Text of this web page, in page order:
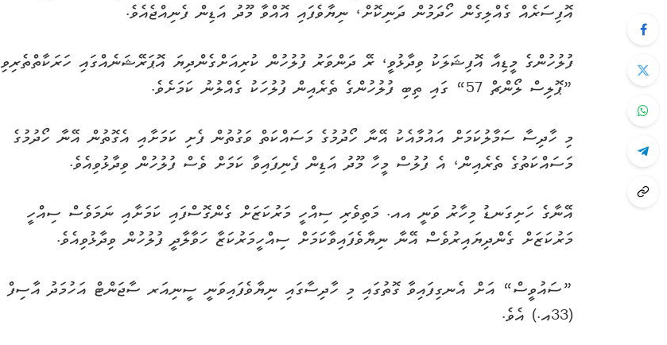
އޮފިސަރެއް ގެއްލިގެން ހޯދަމުން ދަނިކޮށް، ނިޔާވެފައި އޮއްވާ މޫދު އަޑިން ފެނިއްޖެއެވެ.
ފުލުހުންގެ މީޑިއާ އޮފިޝަލަކު ވިދާޅުވީ، ރޭ ދަންވަރު ފުލުހުން ކުރިއަށްގެންދިޔަ އޮޕަރޭޝަނެއްގައި ހަރަކާތްތެރިވި
”ޕޮލިސް ލޯންޗް 57“ ގައި ތިބި ފުލުހުންގެ ތެރެއިން ފުލުހަކު ގެއްލުނު ކަމަށެވެ.
މި ހާދިސާ ސަމާލުކަމަށް އައުމާއެކު އޭނާ ހޯދުމުގެ މަސައްކަތް ވަގުތުން ފެށި ކަމަށާއި އެގޮތުން އޭނާ ހޯދުމުގެ
މަސައްކަތުގެ ތެރެއިން، އެ ފުލުސް މީހާ މޫދު އަޑިން ފެނިފައިވާ ކަމަށް ވެސް ފުލުހުން ވިދާޅުވިއެވެ.
އޭނާގެ ހަށިގަނޑު މިހާރު ވަނީ އއ. މަތިވެރި ސިއްހީ މަރުކަޒަށް ގެންގޮސްފައި ކަމަށާއި ނަމަވެސް ސިއްހީ
މަރުކަޒަށް ގެންދިޔައިރުވެސް އޭނާ ނިޔާވެފައިވާކަމަށް ސިއްހީމަރުކަޒާ ހަވާލާދީ ފުލުހުން ވިދާޅުވިއެވެ.
”ސައުވީސް“ އަށް އެނގިފައިވާ ގޮތުގައި މި ހާދިސާގައި ނިޔާވެފައިވަނީ ސީނިއަރ ސާޖަންޓް އަހުމަދު އާސިފް
(33އ.) އެވެ.